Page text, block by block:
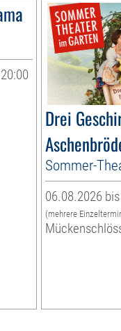
Drei
Sommer-
06.08.2026
(mehrere